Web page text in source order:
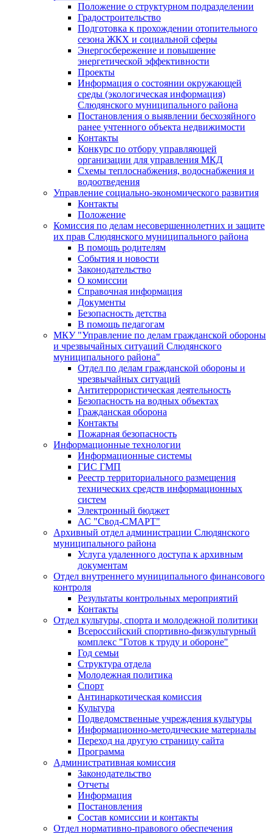
Положение о структурном подразделении
Градостроительство
Подготовка к прохождении отопительного
сезона ЖКХ и социальной сферы
Энергосбережение и повышение
энергетической эффективности
Проекты
Информация о состоянии окружающей
среды (экологическая информация)
Слюдянского муниципального района
Постановления о выявлении бесхозяйного
ранее учтенного объекта недвижимости
Контакты
Конкурс по отбору управляющей
организации для управления МКД
Схемы теплоснабжения, водоснабжения и
водоотведения
Управление социально-экономического развития
Контакты
Положение
Комиссия по делам несовершеннолетних и защите
их прав Слюдянского муниципального района
В помощь родителям
События и новости
Законодательство
О комиссии
Справочная информация
Документы
Безопасность детства
В помощь педагогам
МКУ "Управление по делам гражданской обороны
и чрезвычайных ситуаций Слюдянского
муниципального района"
Отдел по делам гражданской обороны и
чрезвычайных ситуаций
Антитеррористическая деятельность
Безопасность на водных объектах
Гражданская оборона
Контакты
Пожарная безопасность
Информационные технологии
Информационные системы
ГИС ГМП
Реестр территориального размещения
технических средств информационных
систем
Электронный бюджет
АС "Свод-СМАРТ"
Архивный отдел администрации Слюдянского
муниципального района
Услуга удаленного доступа к архивным
документам
Отдел внутреннего муниципального финансового
контроля
Результаты контрольных мероприятий
Контакты
Отдел культуры, спорта и молодежной политики
Всероссийский спортивно-физкультурный
комплекс "Готов к труду и обороне"
Год семьи
Структура отдела
Молодежная политика
Спорт
Антинаркотическая комиссия
Культура
Подведомственные учреждения культуры
Информационно-методические материалы
Переход на другую страницу сайта
Программа
Административная комиссия
Законодательство
Отчеты
Информация
Постановления
Состав комиссии и контакты
Отдел нормативно-правового обеспечения